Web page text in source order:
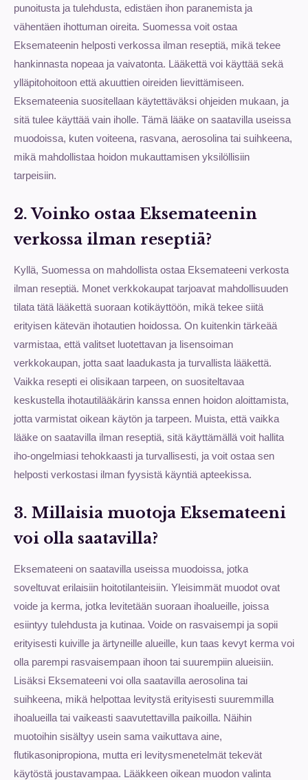
punoitusta ja tulehdusta, edistäen ihon paranemista ja
vähentäen ihottuman oireita. Suomessa voit ostaa
Eksemateenin helposti verkossa ilman reseptiä, mikä tekee
hankinnasta nopeaa ja vaivatonta. Lääkettä voi käyttää sekä
ylläpitohoitoon että akuuttien oireiden lievittämiseen.
Eksemateenia suositellaan käytettäväksi ohjeiden mukaan, ja
sitä tulee käyttää vain iholle. Tämä lääke on saatavilla useissa
muodoissa, kuten voiteena, rasvana, aerosolina tai suihkeena,
mikä mahdollistaa hoidon mukauttamisen yksilöllisiin
tarpeisiin.
2. Voinko ostaa Eksemateenin
verkossa ilman reseptiä?
Kyllä, Suomessa on mahdollista ostaa Eksemateeni verkosta
ilman reseptiä. Monet verkkokaupat tarjoavat mahdollisuuden
tilata tätä lääkettä suoraan kotikäyttöön, mikä tekee siitä
erityisen kätevän ihotautien hoidossa. On kuitenkin tärkeää
varmistaa, että valitset luotettavan ja lisensoiman
verkkokaupan, jotta saat laadukasta ja turvallista lääkettä.
Vaikka resepti ei olisikaan tarpeen, on suositeltavaa
keskustella ihotautilääkärin kanssa ennen hoidon aloittamista,
jotta varmistat oikean käytön ja tarpeen. Muista, että vaikka
lääke on saatavilla ilman reseptiä, sitä käyttämällä voit hallita
iho-ongelmiasi tehokkaasti ja turvallisesti, ja voit ostaa sen
helposti verkostasi ilman fyysistä käyntiä apteekissa.
3. Millaisia muotoja Eksemateeni
voi olla saatavilla?
Eksemateeni on saatavilla useissa muodoissa, jotka
soveltuvat erilaisiin hoitotilanteisiin. Yleisimmät muodot ovat
voide ja kerma, jotka levitetään suoraan ihoalueille, joissa
esiintyy tulehdusta ja kutinaa. Voide on rasvaisempi ja sopii
erityisesti kuiville ja ärtyneille alueille, kun taas kevyt kerma voi
olla parempi rasvaisempaan ihoon tai suurempiin alueisiin.
Lisäksi Eksemateeni voi olla saatavilla aerosolina tai
suihkeena, mikä helpottaa levitystä erityisesti suuremmilla
ihoalueilla tai vaikeasti saavutettavilla paikoilla. Näihin
muotoihin sisältyy usein sama vaikuttava aine,
flutikasonipropiona, mutta eri levitysmenetelmät tekevät
käytöstä joustavampaa. Lääkkeen oikean muodon valinta